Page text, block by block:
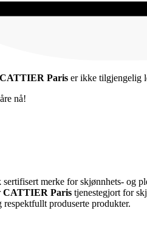
Paris er ikke tilgjengelig
nå!
merke for skjønnhets- og
CATTIER Paris tjenestegjort for
produserte produkter.